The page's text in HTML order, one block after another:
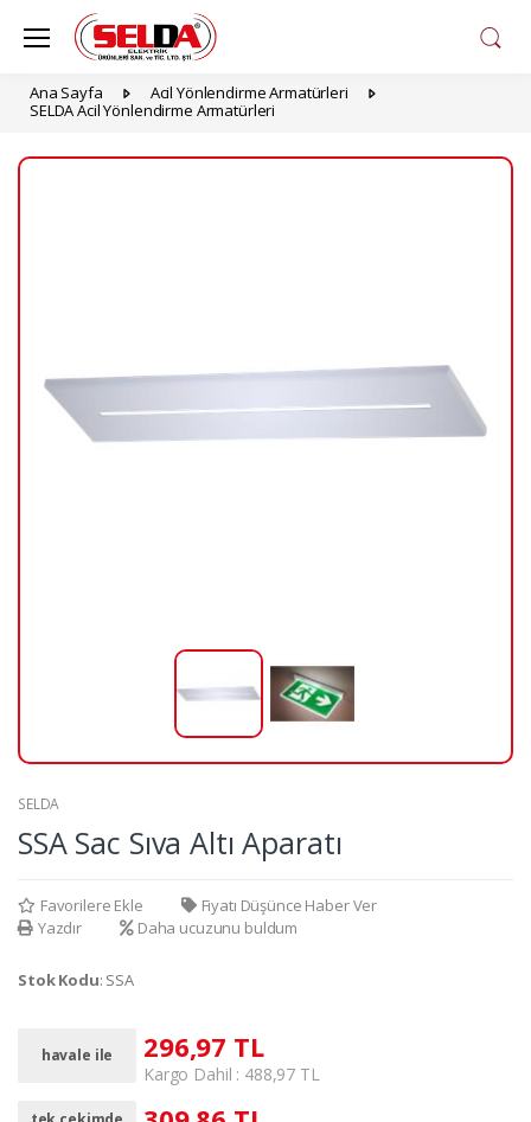
Ana Sayfa
Acil Yönlendirme Armatürleri
SELDA Acil Yönlendirme Armatürleri
Previous
SELDA
SSA Sac Sıva Altı Aparatı
Favorilere Ekle
Fiyatı Düşünce Haber Ver
Yazdır
Daha ucuzunu buldum
Stok Kodu: SSA
havale ile 296,97 TL
Kargo Dahil : 488,97 TL